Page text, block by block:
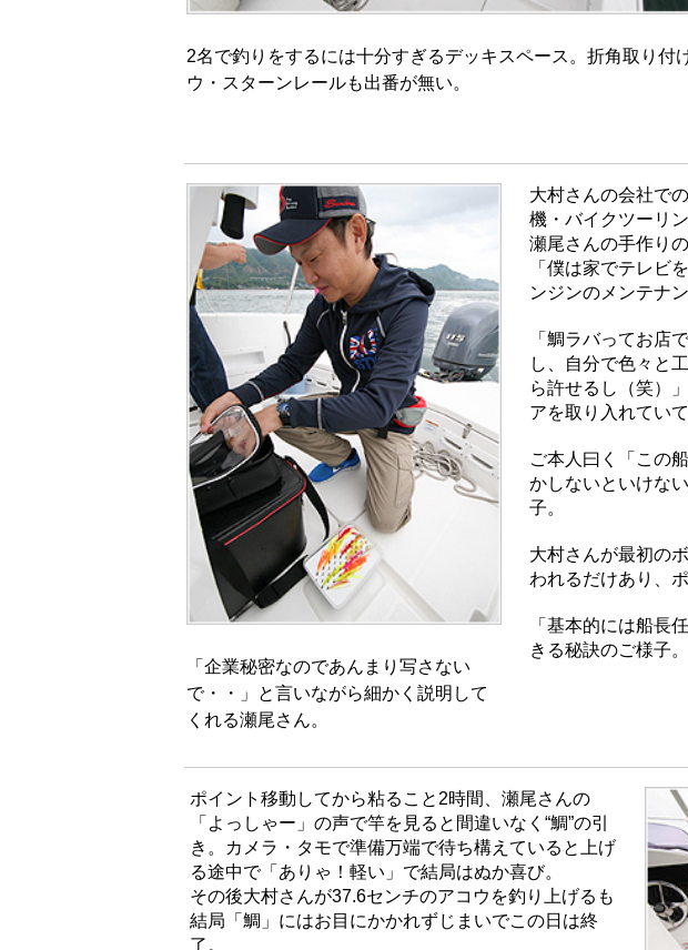
2名で釣りをするには十分すぎるデッキスペース。折角取り付
ウ・スターンレールも出番が無い。
「企業秘密なのであんまり写さない
で・・」と言いながら細かく説明して
くれる瀬尾さん。
大村さんの会社で
機・バイクツーリ
瀬尾さんの手作りの
「僕は家でテレビ
ンジンのメンテナ
「鯛ラバってお店
し、自分で色々と
ら許せるし（笑）
アを取り入れてい
ご本人曰く「この
かしないといけな
子。
大村さんが最初の
われるだけあり、
「基本的には船長
きる秘訣のご様子。
ポイント移動してから粘ること2時間、瀬尾さんの
「よっしゃー」の声で竿を見ると間違いなく“鯛”の引
き。カメラ・タモで準備万端で待ち構えていると上げ
る途中で「ありゃ！軽い」で結局はぬか喜び。
その後大村さんが37.6センチのアコウを釣り上げるも
結局「鯛」にはお目にかかれずじまいでこの日は終
了。